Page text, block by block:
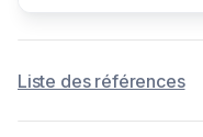
Liste des références